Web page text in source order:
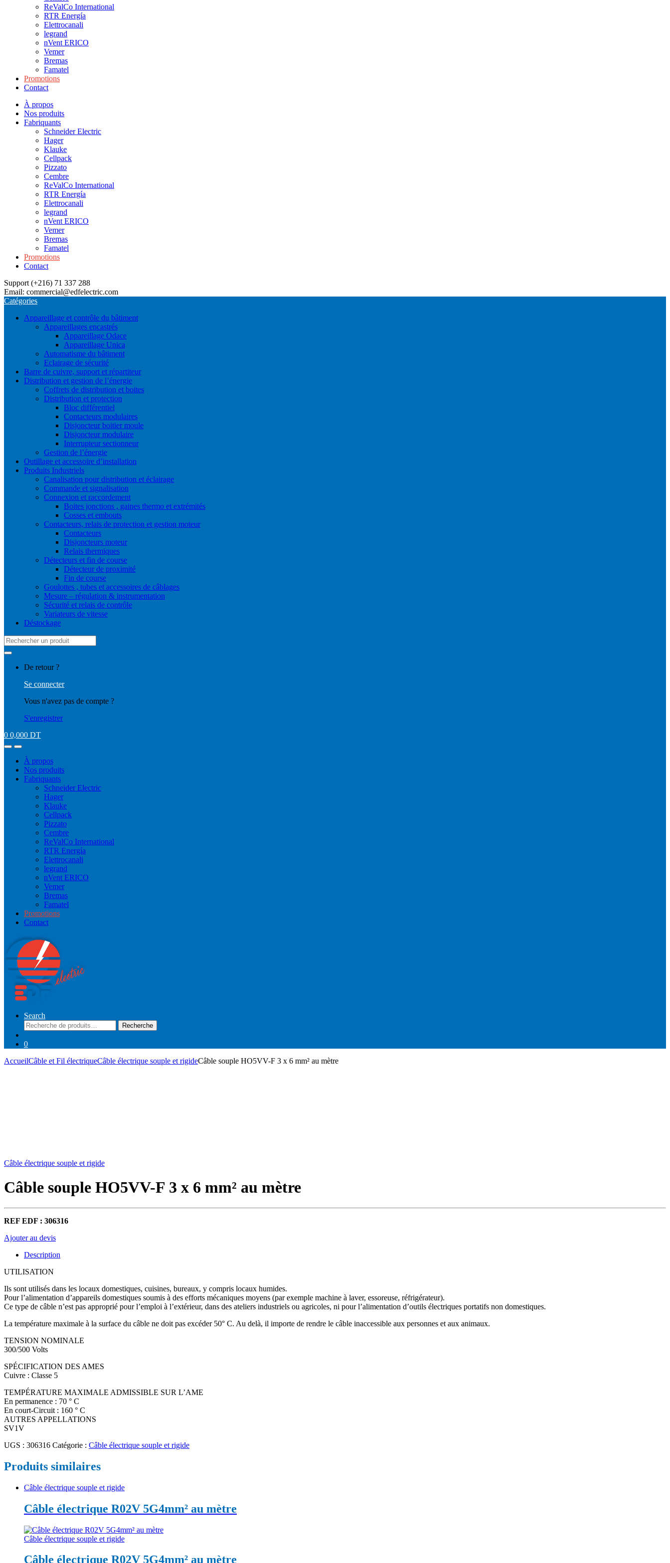
ReValCo International
RTR Energía
Elettrocanali
legrand
nVent ERICO
Vemer
Bremas
Famatel
Promotions
Contact
À propos
Nos produits
Fabriquants
Schneider Electric
Hager
Klauke
Cellpack
Pizzato
Cembre
ReValCo International
RTR Energía
Elettrocanali
legrand
nVent ERICO
Vemer
Bremas
Famatel
Promotions
Contact
Support (+216) 71 337 288
Email: commercial@edfelectric.com
Catégories
Appareillage et contrôle du bâtiment
Appareillages encastrés
Appareillage Odace
Appareillage Unica
Automatisme du bâtiment
Eclairage de sécurité
Barre de cuivre, support et répartiteur
Distribution et gestion de l’énergie
Coffrets de distribution et boites
Distribution et protection
Bloc différentiel
Contacteurs modulaires
Disjoncteur boitier moule
Disjoncteur modulaire
Interrupteur sectionneur
Gestion de l’énergie
Outillage et accessoire d’installation
Produits Industriels
Canalisation pour distribution et éclairage
Commande et signalisation
Connexion et raccordement
Boites jonctions , gaines thermo et extrémités
Cosses et embouts
Contacteurs, relais de protection et gestion moteur
Contacteurs
Disjoncteurs moteur
Relais thermiques
Détecteurs et fin de course
Détecteur de proximité
Fin de course
Goulottes , tubes et accessoires de câblages
Mesure – régulation & instrumentation
Sécurité et relais de contrôle
Variateurs de vitesse
Déstockage
Search
for:
De retour ?
Se connecter
Vous n'avez pas de compte ?
S'enregistrer
0 0,000 DT
À propos
Nos produits
Fabriquants
Schneider Electric
Hager
Klauke
Cellpack
Pizzato
Cembre
ReValCo International
RTR Energía
Elettrocanali
legrand
nVent ERICO
Vemer
Bremas
Famatel
Promotions
Contact
Search
Recherche
pour :
Recherche
0
AccueilCâble et Fil électriqueCâble électrique souple et rigideCâble souple HO5VV-F 3 x 6 mm² au mètre
Câble électrique souple et rigide
Câble souple HO5VV-F 3 x 6 mm² au mètre
REF EDF : 306316
Ajouter au devis
Description
UTILISATION
Ils sont utilisés dans les locaux domestiques, cuisines, bureaux, y compris locaux humides.
Pour l’alimentation d’appareils domestiques soumis à des efforts mécaniques moyens (par exemple machine à laver, essoreuse, réfrigérateur).
Ce type de câble n’est pas approprié pour l’emploi à l’extérieur, dans des ateliers industriels ou agricoles, ni pour l’alimentation d’outils électriques portatifs non domestiques.
La température maximale à la surface du câble ne doit pas excéder 50° C. Au delà, il importe de rendre le câble inaccessible aux personnes et aux animaux.
TENSION NOMINALE
300/500 Volts
SPÉCIFICATION DES AMES
Cuivre : Classe 5
TEMPÉRATURE MAXIMALE ADMISSIBLE SUR L’AME
En permanence : 70 ° C
En court-Circuit : 160 ° C
AUTRES APPELLATIONS
SV1V
UGS : 306316 Catégorie : Câble électrique souple et rigide
Produits similaires
Câble électrique souple et rigide
Câble électrique R02V 5G4mm² au mètre
Câble électrique souple et rigide
Câble électrique R02V 5G4mm² au mètre